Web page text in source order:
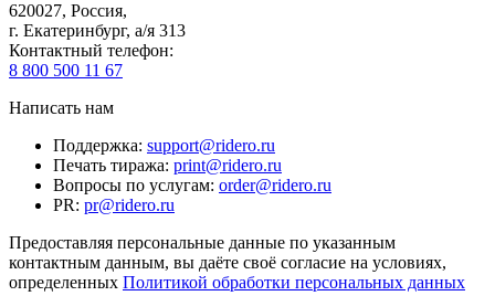
620027, Россия,
г. Екатеринбург, а/я 313
Контактный телефон:
8 800 500 11 67
Написать нам
Поддержка: support@ridero.ru
Печать тиража: print@ridero.ru
Вопросы по услугам: order@ridero.ru
PR: pr@ridero.ru
Предоставляя персональные данные по указанным
контактным данным, вы даёте своё согласие на условиях,
определенных Политикой обработки персональных данных